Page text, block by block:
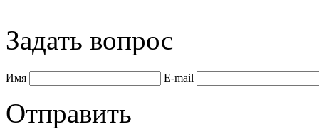
Задать вопрос
Имя E-mail
Отправить